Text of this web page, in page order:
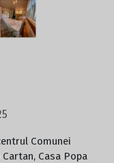
Comunei
Casa Popa